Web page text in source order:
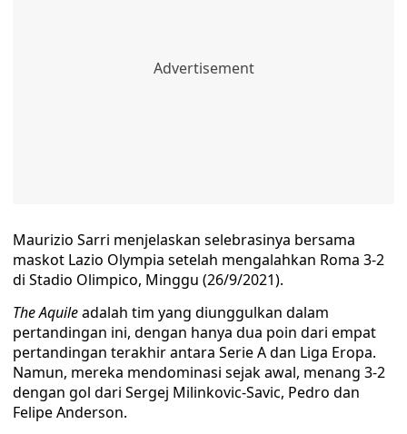
Maurizio Sarri menjelaskan selebrasinya bersama
maskot Lazio Olympia setelah mengalahkan Roma 3-2
di Stadio Olimpico, Minggu (26/9/2021).
The Aquileadalah tim yang diunggulkan dalam
pertandingan ini, dengan hanya dua poin dari empat
pertandingan terakhir antara Serie A dan Liga Eropa.
Namun, mereka mendominasi sejak awal, menang 3-2
dengan gol dari Sergej Milinkovic-Savic, Pedro dan
Felipe Anderson.